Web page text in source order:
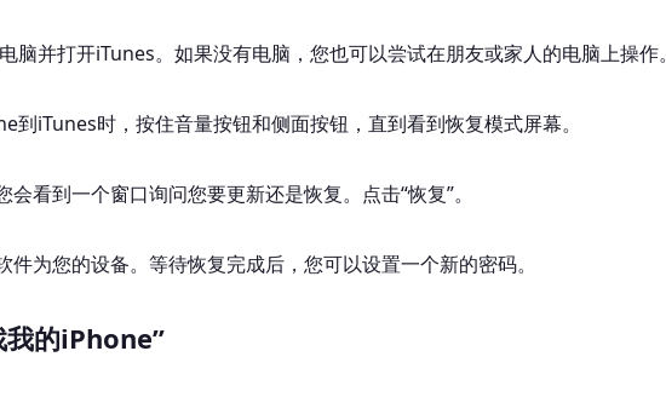
脑并打开iTunes。如果没有电脑，您也可以尝试在朋友或家人的电脑上操作。
到iTunes时，按住音量按钮和侧面按钮，直到看到恢复模式屏幕。
看到一个窗口询问您要更新还是恢复。点击“恢复”。
件为您的设备。等待恢复完成后，您可以设置一个新的密码。
我的iPhone”